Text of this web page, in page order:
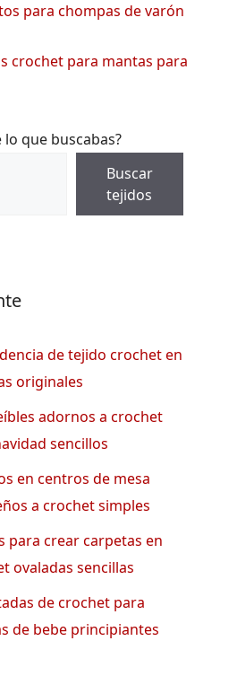
para chompas de varón
crochet para mantas para
que buscabas?
Buscar
tejidos
de tejido crochet en
originales
adornos a crochet
sencillos
en centros de mesa
a crochet simples
para crear carpetas en
ovaladas sencillas
de crochet para
de bebe principiantes